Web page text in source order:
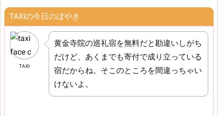
TAXIの今日のぼやき
TAXI
黄金寺院の巡礼宿を無料だと勘違いしがち
だけど、あくまでも寄付で成り立っている
宿だからね。そこのところを間違っちゃい
けないよ。